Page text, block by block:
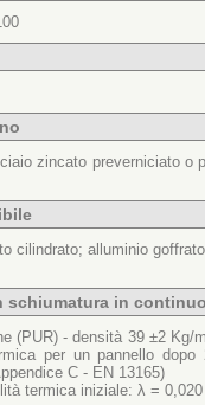
zincato preverniciato o
cilindrato; alluminio
schiumatura in continuo
(PUR) - densità 39 ±2 Kg/
per un pannello
C - EN 13165)
termica iniziale: λ =